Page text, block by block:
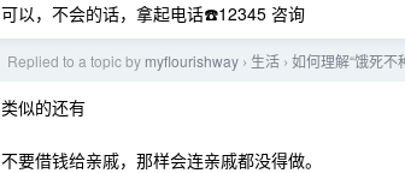
可以，不会的话，拿起电话☎️12345 咨询
Replied to a topic by myflourishway › 生活 › 如何理解“饿死不
类似的还有
不要借钱给亲戚，那样会连亲戚都没得做。